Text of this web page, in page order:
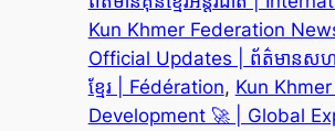
Kun Khmer Federation
Official Updates | ព័ត៌មានសហ
ខ្មែរ | Fédération, Kun
Development 🚀 | Global